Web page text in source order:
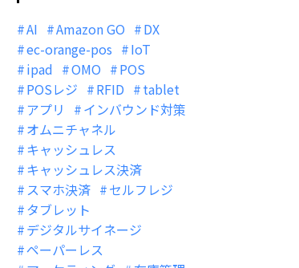
AI Amazon GO
DX
ec-orange-pos
IoT
ipad
OMO
POS
POSレジ
RFID
tablet
アプリ
インバウンド対策
オムニチャネル
キャッシュレス
キャッシュレス決済
スマホ決済
セルフレジ
タブレット
デジタルサイネージ
ペーパーレス